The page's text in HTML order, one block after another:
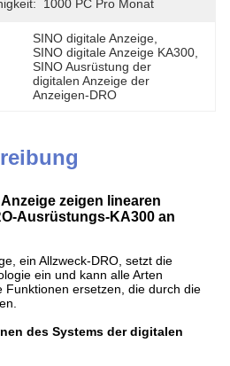
1000 PC Pro Monat
SINO digitale Anzeige
SINO digitale Anzeige KA300
SINO Ausrüstung der
digitalen Anzeige der
Anzeigen-DRO
zeigen linearen
Ausrüstungs-KA300 an
ein Allzweck-DRO, setzt die
ein und kann alle Arten
Funktionen ersetzen, die durch die
des Systems der digitalen